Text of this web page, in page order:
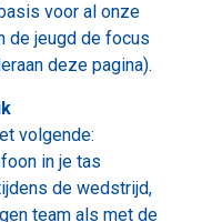
voor al onze
de jeugd de focus
deze pagina).
volgende:
in je tas
de wedstrijd,
team als met de